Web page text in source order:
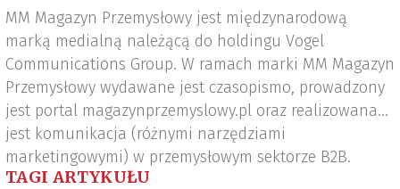
MM Magazyn Przemysłowy jest międzynarodową
marką medialną należącą do holdingu Vogel
Communications Group. W ramach marki MM Magazyn
Przemysłowy wydawane jest czasopismo, prowadzony
jest portal magazynprzemyslowy.pl oraz realizowana
jest komunikacja (różnymi narzędziami
marketingowymi) w przemysłowym sektorze B2B.
TAGI ARTYKUŁU